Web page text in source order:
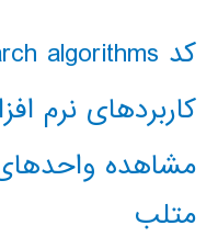
کد classical AI search algorithms
کاربردهای نرم
مشاهده
متلب